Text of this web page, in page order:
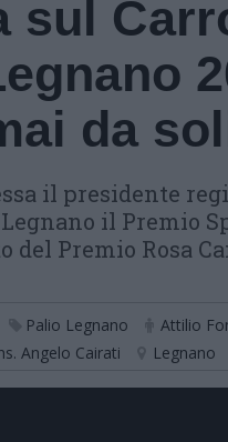
sul
da
il presidente
il Premio
Premio Rosa
Palio Legnano
Attilio
Angelo Cairati Legnano